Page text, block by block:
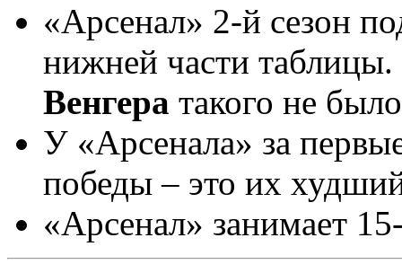
«Арсенал» 2-й сезон
нижней части
Венгера такого не
У «Арсенала» за
победы – это их
«Арсенал» занимает